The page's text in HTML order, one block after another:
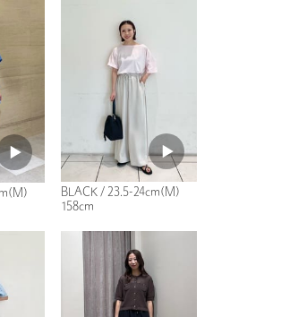
BLACK / 23.5-24cm(M)
158cm